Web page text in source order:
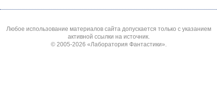
Любое использование материалов сайта допускается только с указанием
активной ссылки на источник.
© 2005-2026 «Лаборатория Фантастики»